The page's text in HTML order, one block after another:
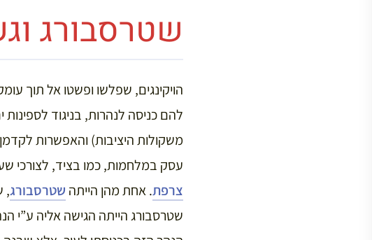
שטרסבורג
הויקינגים, שפלשו ופשטו אל תוך
להם כניסה לנהרות, בניגוד
עסק במלחמות, כמו בציד, לצורכי
צרפת. אחת מהן הייתה שטרסבורג,
שטרסבורג הייתה הגישה אליה ע”י